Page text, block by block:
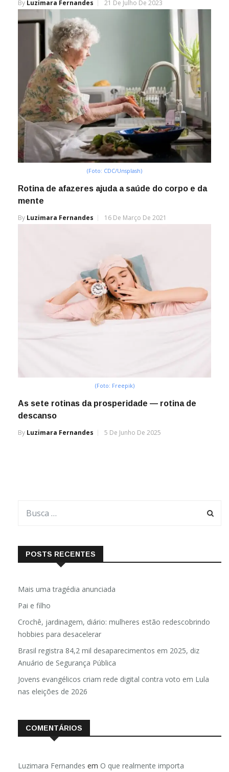
By Luzimara Fernandes 21 De Julho De 2023
(Foto: CDC/Unsplash)
Rotina de afazeres ajuda a saúde do corpo e da
mente
By Luzimara Fernandes 16 De Março De 2021
(Foto: Freepik)
As sete rotinas da prosperidade — rotina de
descanso
By Luzimara Fernandes 5 De Junho De 2025
POSTS RECENTES
Mais uma tragédia anunciada
Pai e filho
Crochê, jardinagem, diário: mulheres estão redescobrindo
hobbies para desacelerar
Brasil registra 84,2 mil desaparecimentos em 2025, diz
Anuário de Segurança Pública
Jovens evangélicos criam rede digital contra voto em Lula
nas eleições de 2026
COMENTÁRIOS
Luzimara Fernandes em O que realmente importa